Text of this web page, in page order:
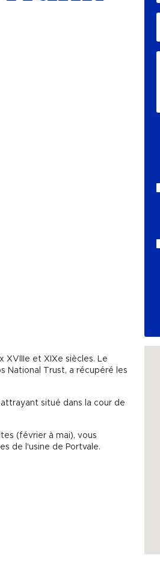
et XIXe siècles. Le
National Trust, a récupéré les
situé dans la cour de
(février à mai), vous
de l'usine de Portvale.